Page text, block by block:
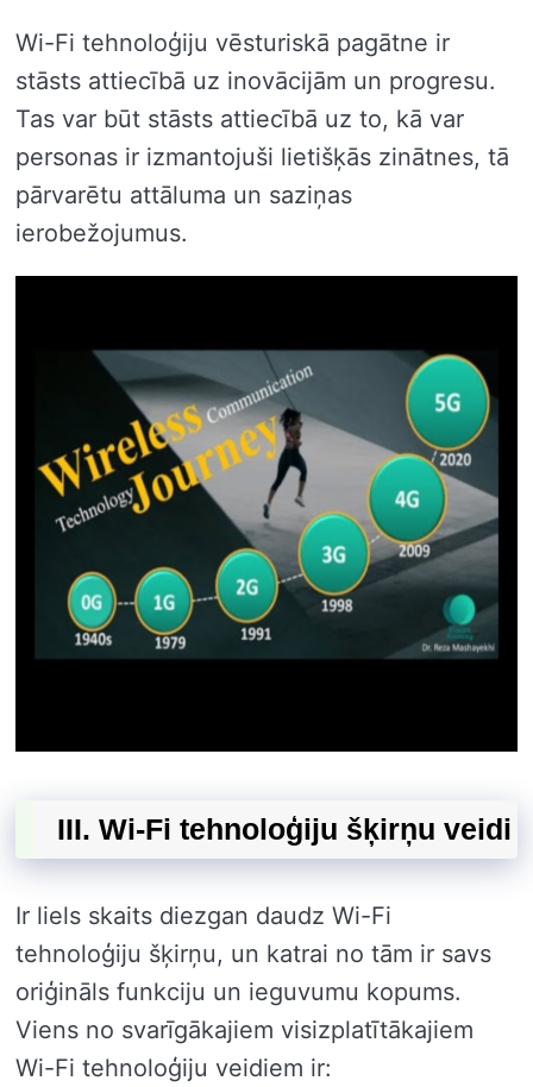
Wi-Fi tehnoloģiju vēsturiskā pagātne ir
stāsts attiecībā uz inovācijām un progresu.
Tas var būt stāsts attiecībā uz to, kā var
personas ir izmantojuši lietišķās zinātnes, tā
pārvarētu attāluma un saziņas
ierobežojumus.
III. Wi-Fi tehnoloģiju šķirņu veidi
Ir liels skaits diezgan daudz Wi-Fi
tehnoloģiju šķirņu, un katrai no tām ir savs
oriģināls funkciju un ieguvumu kopums.
Viens no svarīgākajiem visizplatītākajiem
Wi-Fi tehnoloģiju veidiem ir: